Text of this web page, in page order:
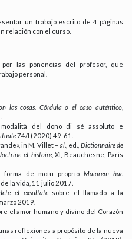
un trabajo escrito de 4 páginas
relación con el curso.
las ponencias del profesor, que
personal.
las cosas. Córdula o el caso auténtico
modalità del dono di sé assoluto e
74/I (2020) 49-61.
in M. Villet –al ., ed., Dictionnaire de
et histoire, XI, Beauchesne, Paris
forma de motu proprio Maiorem hac
la vida, 11 julio 2017.
et exsultate sobre el llamado a la
2019.
el amor humano y divino del Corazón
reflexiones a propósito de la nueva